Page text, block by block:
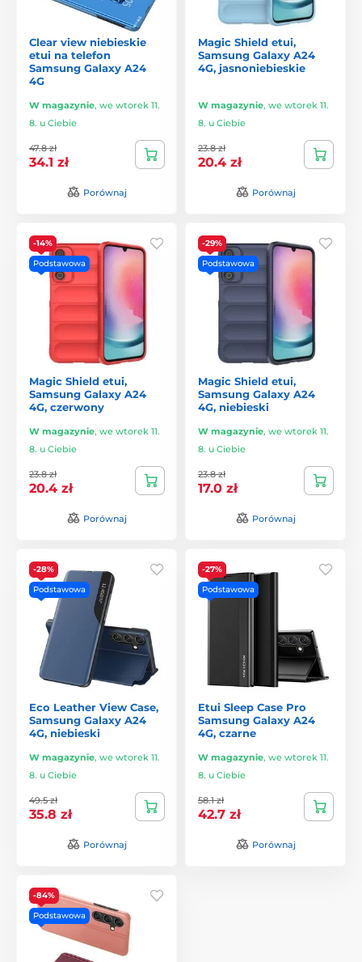
Clear view niebieskie
etui na telefon
Samsung Galaxy A24
4G
W magazynie, we wtorek 11.
8. u Ciebie
47.8 zł
34.1 zł
Porównaj
Magic Shield etui,
Samsung Galaxy A24
4G, jasnoniebieskie
W magazynie, we wtorek 11.
8. u Ciebie
23.8 zł
20.4 zł
Porównaj
-14%
Podstawowa
Magic Shield etui,
Samsung Galaxy A24
4G, czerwony
W magazynie, we wtorek 11.
8. u Ciebie
23.8 zł
20.4 zł
Porównaj
-29%
Podstawowa
Magic Shield etui,
Samsung Galaxy A24
4G, niebieski
W magazynie, we wtorek 11.
8. u Ciebie
23.8 zł
17.0 zł
Porównaj
-28%
Podstawowa
Eco Leather View Case,
Samsung Galaxy A24
4G, niebieski
W magazynie, we wtorek 11.
8. u Ciebie
49.5 zł
35.8 zł
Porównaj
-27%
Podstawowa
Etui Sleep Case Pro
Samsung Galaxy A24
4G, czarne
W magazynie, we wtorek 11.
8. u Ciebie
58.1 zł
42.7 zł
Porównaj
-84%
Podstawowa